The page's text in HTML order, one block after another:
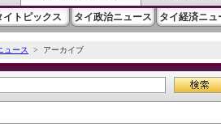
イトピックス タイ政治ニュース タイ経済ニュ
ュース > アーカイブ